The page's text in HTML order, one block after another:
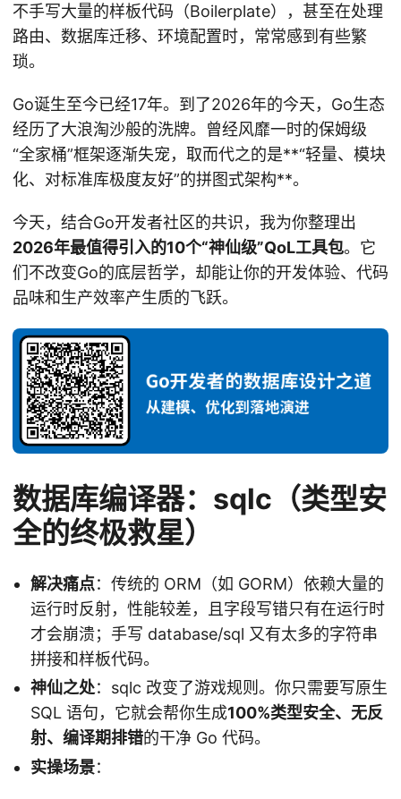
不手写大量的样板代码（Boilerplate），甚至在处理
路由、数据库迁移、环境配置时，常常感到有些繁
琐。
Go诞生至今已经17年。到了2026年的今天，Go生态
经历了大浪淘沙般的洗牌。曾经风靡一时的保姆级
“全家桶”框架逐渐失宠，取而代之的是**“轻量、模块
化、对标准库极度友好”的拼图式架构**。
今天，结合Go开发者社区的共识，我为你整理出
2026年最值得引入的10个“神仙级”QoL工具包。它
们不改变Go的底层哲学，却能让你的开发体验、代码
品味和生产效率产生质的飞跃。
数据库编译器：sqlc（类型安
全的终极救星）
解决痛点：传统的 ORM（如 GORM）依赖大量的
运行时反射，性能较差，且字段写错只有在运行时
才会崩溃；手写 database/sql 又有太多的字符串
拼接和样板代码。
神仙之处：sqlc 改变了游戏规则。你只需要写原生
SQL 语句，它就会帮你生成100%类型安全、无反
射、编译期排错的干净 Go 代码。
实操场景：